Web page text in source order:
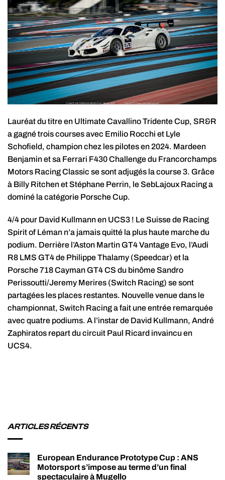
Lauréat du titre en Ultimate Cavallino Tridente Cup, SR&R
a gagné trois courses avec Emilio Rocchi et Lyle
Schofield, champion chez les pilotes en 2024. Mardeen
Benjamin et sa Ferrari F430 Challenge du Francorchamps
Motors Racing Classic se sont adjugés la course 3. Grâce
à Billy Ritchen et Stéphane Perrin, le SebLajoux Racing a
dominé la catégorie Porsche Cup.
4/4 pour David Kullmann en UCS3 ! Le Suisse de Racing
Spirit of Léman n’a jamais quitté la plus haute marche du
podium. Derrière l’Aston Martin GT4 Vantage Evo, l’Audi
R8 LMS GT4 de Philippe Thalamy (Speedcar) et la
Porsche 718 Cayman GT4 CS du binôme Sandro
Perissoutti/Jeremy Merires (Switch Racing) se sont
partagées les places restantes. Nouvelle venue dans le
championnat, Switch Racing a fait une entrée remarquée
avec quatre podiums. A l’instar de David Kullmann, André
Zaphiratos repart du circuit Paul Ricard invaincu en
UCS4.
ARTICLES RÉCENTS
European Endurance Prototype Cup : ANS
Motorsport s’impose au terme d’un final
spectaculaire à Mugello